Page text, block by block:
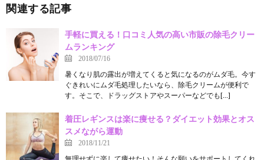
関連する記事
手軽に買える！口コミ人気の高い市販の除毛クリー
ムランキング
2018/07/16
暑くなり肌の露出が増えてくると気になるのがムダ毛。今す
ぐきれいにムダ毛処理したいなら、除毛クリームが便利で
す。そこで、ドラッグストアやスーパーなどでも[…]
着圧レギンスは楽に痩せる？ダイエット効果とオス
スメながら運動
2018/11/21